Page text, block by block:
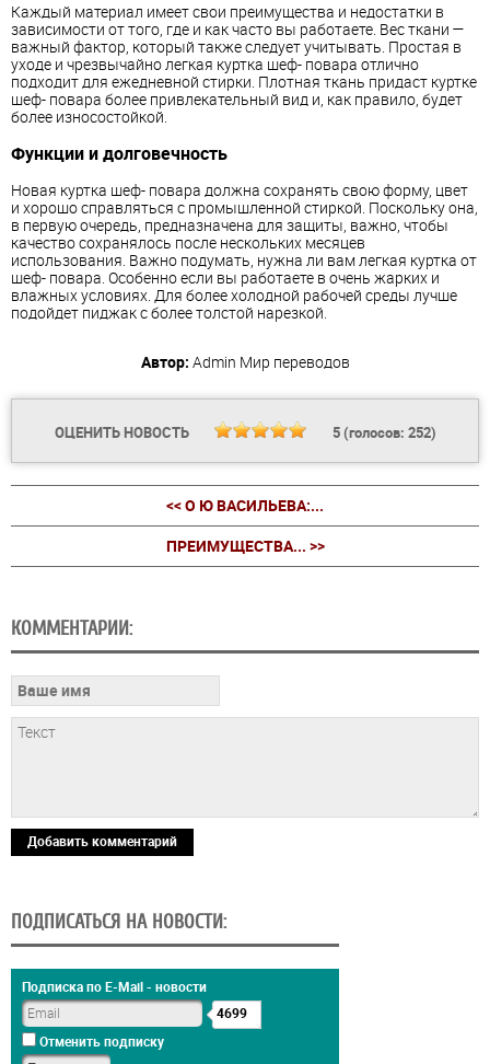
Каждый материал имеет свои преимущества и недостатки в
зависимости от того, где и как часто вы работаете. Вес ткани —
важный фактор, который также следует учитывать. Простая в
уходе и чрезвычайно легкая куртка шеф- повара отлично
подходит для ежедневной стирки. Плотная ткань придаст куртке
шеф- повара более привлекательный вид и, как правило, будет
более износостойкой.
Функции и долговечность
Новая куртка шеф- повара должна сохранять свою форму, цвет
и хорошо справляться с промышленной стиркой. Поскольку она,
в первую очередь, предназначена для защиты, важно, чтобы
качество сохранялось после нескольких месяцев
использования. Важно подумать, нужна ли вам легкая куртка от
шеф- повара. Особенно если вы работаете в очень жарких и
влажных условиях. Для более холодной рабочей среды лучше
подойдет пиджак с более толстой нарезкой.
Автор: Admin Мир переводов
ОЦЕНИТЬ НОВОСТЬ 5(голосов: 252)
<< О Ю ВАСИЛЬЕВА:...
ПРЕИМУЩЕСТВА... >>
КОММЕНТАРИИ:
Добавить комментарий
ПОДПИСАТЬСЯ НА НОВОСТИ:
Подписка по E-Mail - новости
4699
Отменить подписку